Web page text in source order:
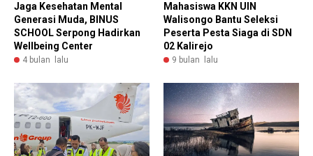
Jaga Kesehatan Mental
Generasi Muda, BINUS
SCHOOL Serpong Hadirkan
Wellbeing Center
4 bulan lalu
Mahasiswa KKN UIN
Walisongo Bantu Seleksi
Peserta Pesta Siaga di SDN
02 Kalirejo
9 bulan lalu